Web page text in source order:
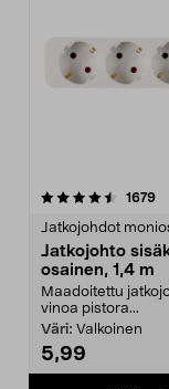
1679
Jatkojohdot
Jatkojohto
osainen, 1,4 m
Maadoitettu
vinoa pistora...
Väri: Valkoinen
5,99